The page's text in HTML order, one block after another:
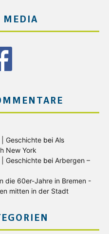
MEDIA
Geschichte bei Als
New York
Geschichte bei Arbergen –
die 60er-Jahre in Bremen -
mitten in der Stadt